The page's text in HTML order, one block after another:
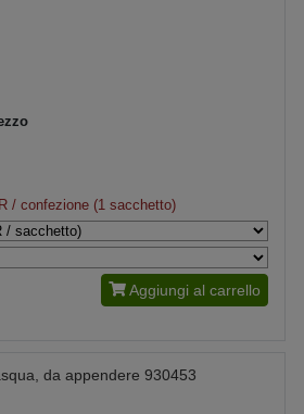
/ confezione (1 sacchetto)
Aggiungi al carrello
da appendere 930453